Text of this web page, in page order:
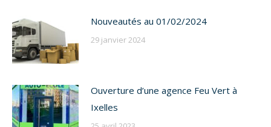
Nouveautés au 01/02/2024
29 janvier 2024
Ouverture d’une agence Feu Vert à
Ixelles